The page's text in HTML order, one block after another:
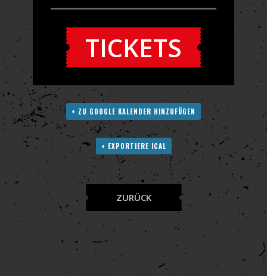
TICKETS
+ ZU GOOGLE KALENDER HINZUFÜGEN
+ EXPORTIERE ICAL
ZURÜCK